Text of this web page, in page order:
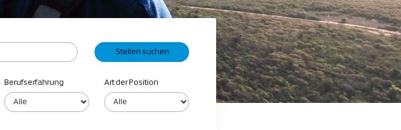
Berufserfahrung Art der Position